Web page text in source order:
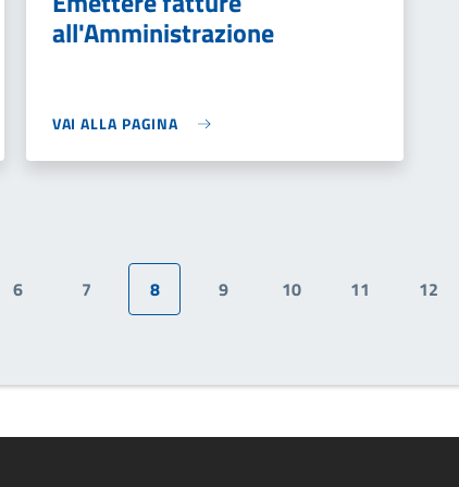
all'Amministrazione
VAI ALLA PAGINA
Pagina
6
Pagina
7
Pagina attuale
8
Pagina
9
Pagina
10
Pagina
11 12